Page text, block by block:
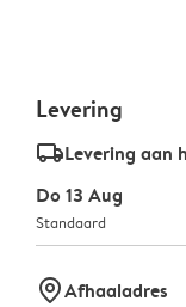
Levering
delivery_standard_v2Levering aan
Do 13 Aug
Standaard
marker-pinAfhaaladres